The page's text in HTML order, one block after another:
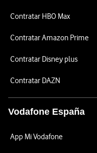
Contratar HBO Max
Contratar Amazon Prime
Contratar Disney plus
Contratar DAZN
Vodafone España
App Mi Vodafone